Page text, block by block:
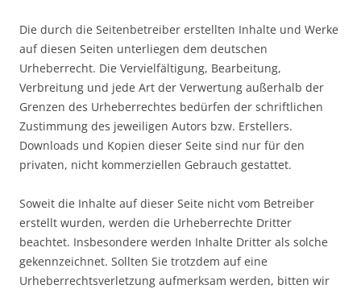
Die durch die Seitenbetreiber erstellten Inhalte und Werke
auf diesen Seiten unterliegen dem deutschen
Urheberrecht. Die Vervielfältigung, Bearbeitung,
Verbreitung und jede Art der Verwertung außerhalb der
Grenzen des Urheberrechtes bedürfen der schriftlichen
Zustimmung des jeweiligen Autors bzw. Erstellers.
Downloads und Kopien dieser Seite sind nur für den
privaten, nicht kommerziellen Gebrauch gestattet.
Soweit die Inhalte auf dieser Seite nicht vom Betreiber
erstellt wurden, werden die Urheberrechte Dritter
beachtet. Insbesondere werden Inhalte Dritter als solche
gekennzeichnet. Sollten Sie trotzdem auf eine
Urheberrechtsverletzung aufmerksam werden, bitten wir